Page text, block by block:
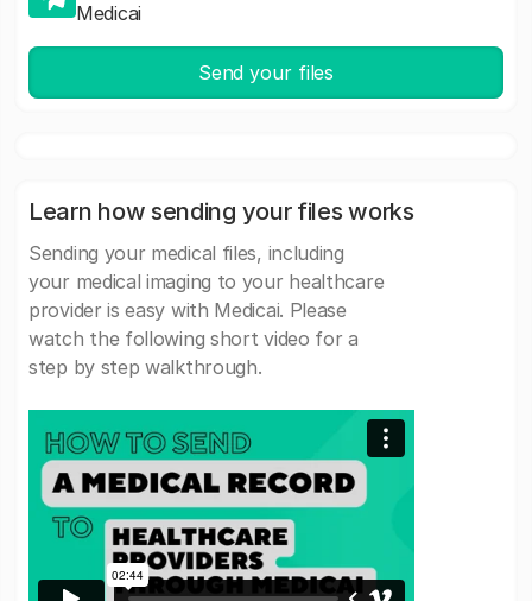
Medicai
Send your files
Learn how sending your files works
Sending your medical files, including
your medical imaging to your healthcare
provider is easy with Medicai. Please
watch the following short video for a
step by step walkthrough.